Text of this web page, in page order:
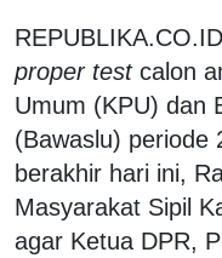
proper testcalon
Umum (KPU) dan
(Bawaslu) periode
berakhir hari ini,
Masyarakat Sipil
agar Ketua DPR,